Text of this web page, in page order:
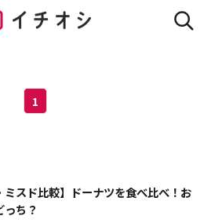
1
ミスド比較】ドーナツを食べ比べ！お
っち？